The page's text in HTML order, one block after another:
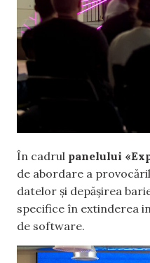
În cadrul panelului
de abordare a
datelor și depășirea
specifice în extinderea
de software.